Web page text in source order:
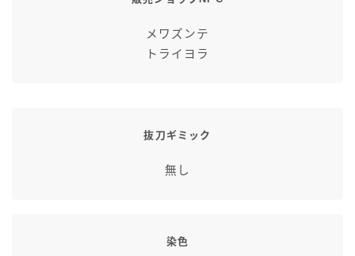
メワズンテ
トライヨラ
抜刀ギミック
無し
染色